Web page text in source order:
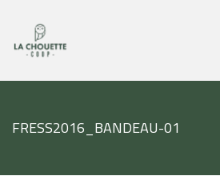
FRESS2016_BANDEAU-01